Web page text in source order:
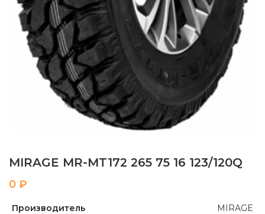
MIRAGE MR-MT172 265 75 16 123/120Q
₽
Производитель
MIRAGE